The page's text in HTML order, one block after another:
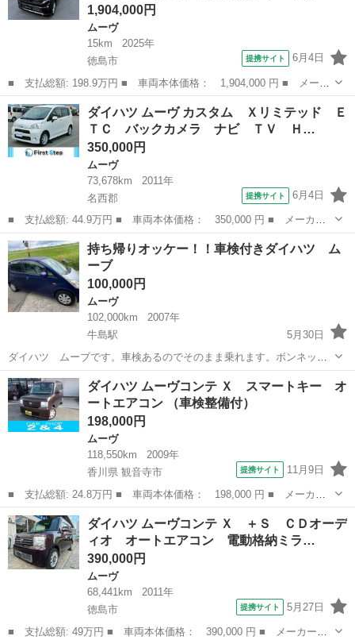
1,904,000円
ムーヴ
15km
2025年
徳島市
提携サイト 6月4日
■ 支払総額: 198.9万円 ■ 車両本体価格： 1,904,000 円 ■ メーカ
ー名： ダイハツ ■ 車種名： ムーヴ ■ グレード名： Ｇ 届出
済未使用車 ディスプレイオーダィオ 全周囲カメラ アルミ スマ
ートキー...
徳島 徳島市 ムーヴ
ダイハツ ムーヴ カスタム Ｘリミテッド Ｅ
ＴＣ バックカメラ ナビ ＴＶ Ｈ…
350,000円
ムーヴ
73,678km
2011年
名西郡
提携サイト 6月4日
■ 支払総額: 44.9万円 ■ 車両本体価格： 350,000 円 ■ メーカー
名： ダイハツ ■ 車種名： ムーヴ ■ グレード名： カスタム
Ｘリミテッド ＥＴＣ バックカメラ ナビ ＴＶ ＨＩＤ ＬＥＤ
ヘッドランプ...
徳島 名西郡 ムーヴ
持ち帰りオッケー！！車検付きダイハツ ム
ーブ
100,000円
ムーヴ
102,000km
2007年
牛島駅
5月30日
ダイハツ ムーブです。車検あるのでそのまま乗れます。ボンネット
のクリア禿げが酷かったのでボンネットを交換しましたが塗装はして
ません。現状においては特に不具合はありませんが、購入に際しまし
ては必ず現車確認願います。 何かご不...
徳島 板野郡 牛島駅 ムーヴ
ダイハツ ムーヴコンテ Ｘ スマートキー オ
ートエアコン （車検整備付）
198,000円
ムーヴ
118,550km
2009年
香川県 観音寺市
提携サイト 11月9日
■ 支払総額: 24.8万円 ■ 車両本体価格： 198,000 円 ■ メーカー
名： ダイハツ ■ 車種名： ムーヴコンテ ■ グレード名： Ｘ
スマートキー オートエアコン ■ 排気量： 660cc ■ ドア枚数：
5...
香川 観音寺市
ダイハツ ムーヴコンテ Ｘ ＋Ｓ ＣＤオーデ
ィオ オートエアコン 電動格納ミラ…
390,000円
ムーヴ
68,441km
2011年
徳島市
提携サイト 5月27日
■ 支払総額: 49万円 ■ 車両本体価格： 390,000 円 ■ メーカー